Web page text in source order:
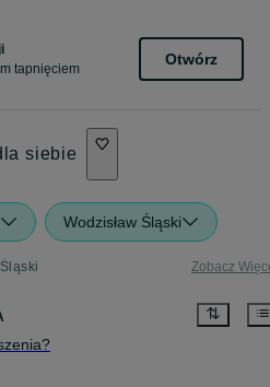
tapnięciem
Otwórz
siebie
Wodzisław Śląski
Zobacz